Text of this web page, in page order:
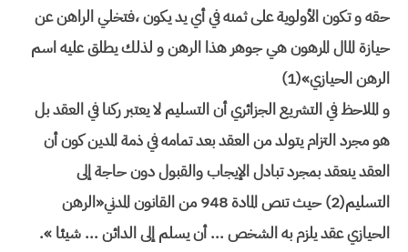
حقه و تكون الأولوية على ثمنه في أي يد يكون ،فتخلي الراهن عن
حيازة المال المرهون هي جوهر هذا الرهن و لذلك يطلق عليه اسم
الرهن الحيازي»(1)
و الملاحظ في التشريع الجزائري أن التسليم لا يعتبر ركنا في العقد بل
هو مجرد التزام يتولد من العقد بعد تمامه في ذمة المدين كون أن
العقد ينعقد بمجرد تبادل الإيجاب والقبول دون حاجة إلى
التسليم(2) حيث تنص المادة 948 من القانون المدني«الرهن
الحيازي عقد يلزم به الشخص ... أن يسلم إلى الدائن ... شيئا ».